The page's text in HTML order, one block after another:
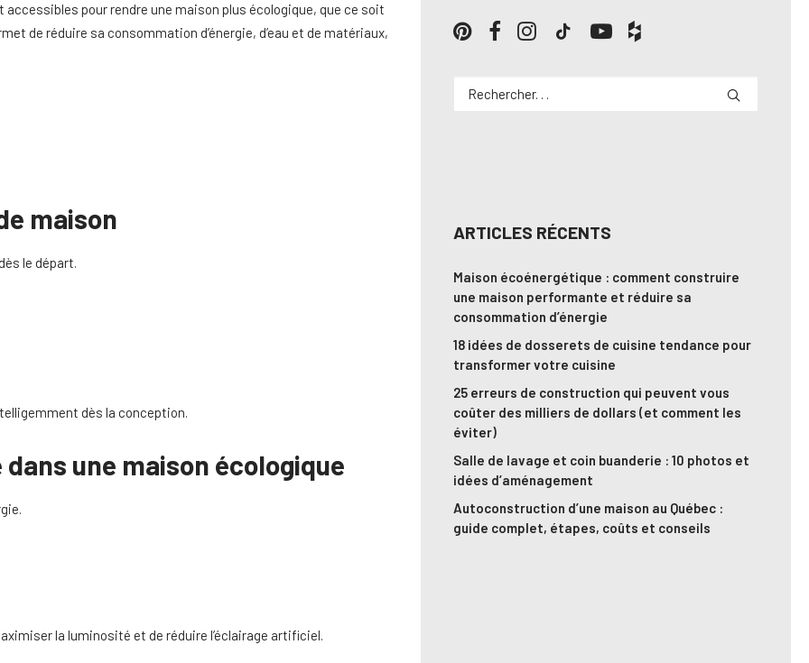
pour rendre une maison plus écologique, que ce soit
de réduire sa consommation d’énergie, d’eau et de matériaux,
maison
le départ.
dès la conception.
une maison écologique
la luminosité et de réduire l’éclairage artificiel.
ARTICLES RÉCENTS
Maison écoénergétique : comment construire
une maison performante et réduire sa
consommation d’énergie
18 idées de dosserets de cuisine tendance pour
transformer votre cuisine
25 erreurs de construction qui peuvent vous
coûter des milliers de dollars (et comment les
éviter)
Salle de lavage et coin buanderie : 10 photos et
idées d’aménagement
Autoconstruction d’une maison au Québec :
guide complet, étapes, coûts et conseils